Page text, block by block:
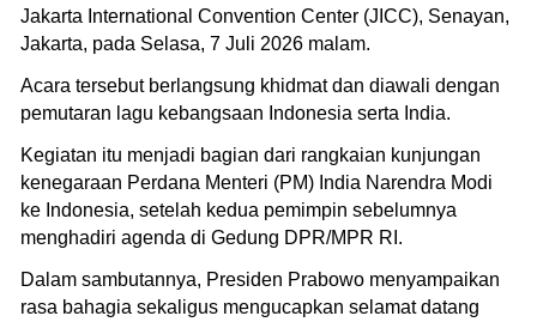
Jakarta International Convention Center (JICC), Senayan,
Jakarta, pada Selasa, 7 Juli 2026 malam.
Acara tersebut berlangsung khidmat dan diawali dengan
pemutaran lagu kebangsaan Indonesia serta India.
Kegiatan itu menjadi bagian dari rangkaian kunjungan
kenegaraan Perdana Menteri (PM) India Narendra Modi
ke Indonesia, setelah kedua pemimpin sebelumnya
menghadiri agenda di Gedung DPR/MPR RI.
Dalam sambutannya, Presiden Prabowo menyampaikan
rasa bahagia sekaligus mengucapkan selamat datang